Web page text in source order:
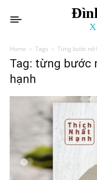
Home Tags Từng bước nở
Tag: từng bước
hạnh